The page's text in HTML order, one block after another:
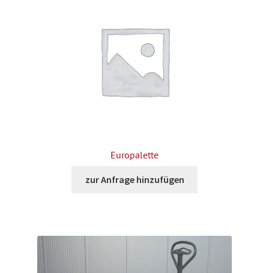
Europalette
zur Anfrage hinzufügen